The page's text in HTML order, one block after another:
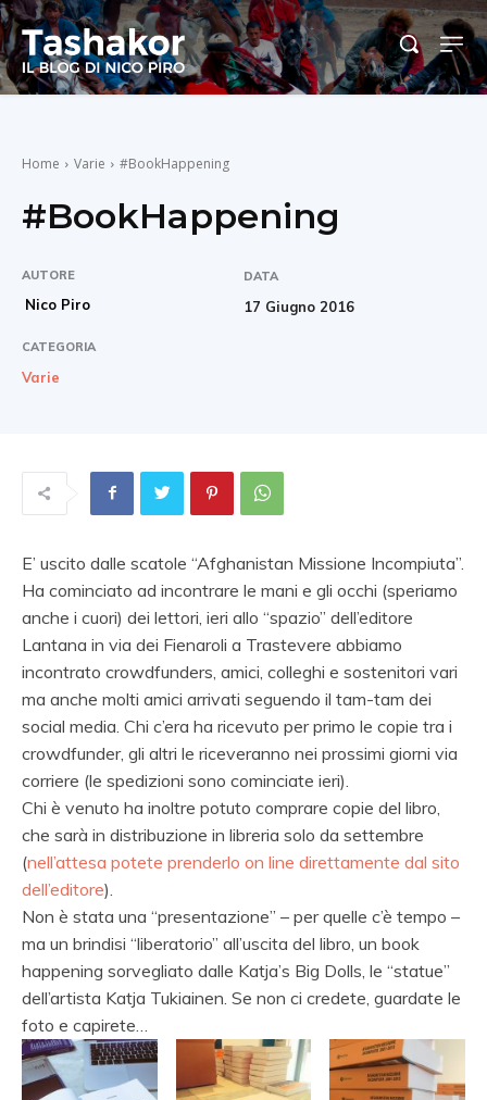
Home Varie #BookHappening
#BookHappening
AUTORE
Nico Piro
DATA
17 Giugno 2016
CATEGORIA
Varie
E’ uscito dalle scatole “Afghanistan Missione Incompiuta”.
Ha cominciato ad incontrare le mani e gli occhi (speriamo
anche i cuori) dei lettori, ieri allo “spazio” dell’editore
Lantana in via dei Fienaroli a Trastevere abbiamo
incontrato crowdfunders, amici, colleghi e sostenitori vari
ma anche molti amici arrivati seguendo il tam-tam dei
social media. Chi c’era ha ricevuto per primo le copie tra i
crowdfunder, gli altri le riceveranno nei prossimi giorni via
corriere (le spedizioni sono cominciate ieri).
Chi è venuto ha inoltre potuto comprare copie del libro,
che sarà in distribuzione in libreria solo da settembre
(nell’attesa potete prenderlo on line direttamente dal sito
dell’editore).
Non è stata una “presentazione” – per quelle c’è tempo –
ma un brindisi “liberatorio” all’uscita del libro, un book
happening sorvegliato dalle Katja’s Big Dolls, le “statue”
dell’artista Katja Tukiainen. Se non ci credete, guardate le
foto e capirete…